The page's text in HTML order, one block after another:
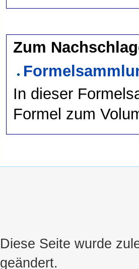
Zum
In dieser
Formel zum
Diese Seite wurde
geändert.